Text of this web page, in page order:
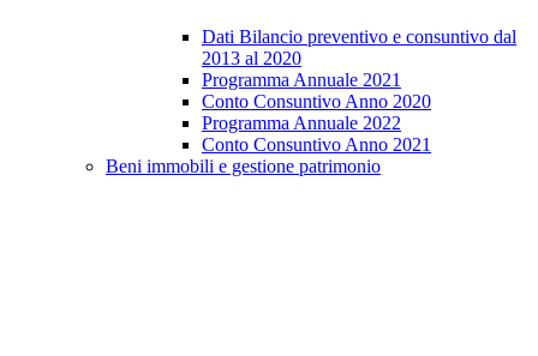
Dati Bilancio preventivo e consuntivo dal
2013 al 2020
Programma Annuale 2021
Conto Consuntivo Anno 2020
Programma Annuale 2022
Conto Consuntivo Anno 2021
Beni immobili e gestione patrimonio